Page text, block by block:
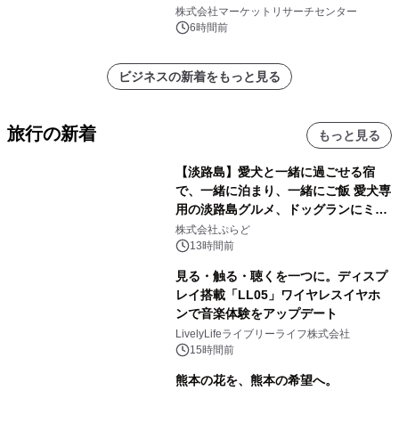
ン、3.5～5.0トン、その他）・分析レ
ポートを発表
株式会社マーケットリサーチセンター
6時間前
ビジネスの新着をもっと見る
旅行の新着 もっと見る
【淡路島】愛犬と一緒に過ごせる宿
で、一緒に泊まり、一緒にご飯 愛犬専
用の淡路島グルメ、ドッグランにミニ
プール グランピングとトレーラーハウ
スの2施設で
株式会社ぷらど
13時間前
見る・触る・聴くを一つに。ディスプ
レイ搭載「LL05」ワイヤレスイヤホ
ンで音楽体験をアップデート
LivelyLifeライブリーライフ株式会社
15時間前
熊本の花を、熊本の希望へ。